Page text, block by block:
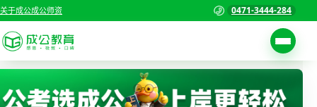
关于成公成公师资 0471-3444-284
考试公告
首页